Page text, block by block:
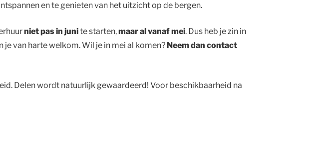
en te genieten van het uitzicht op de bergen.
niet pas in junite starten,maar al vanaf mei. Dus heb je zin in
van harte welkom. Wil je in mei al komen? Neem dan contact
Delen wordt natuurlijk gewaardeerd! Voor beschikbaarheid na